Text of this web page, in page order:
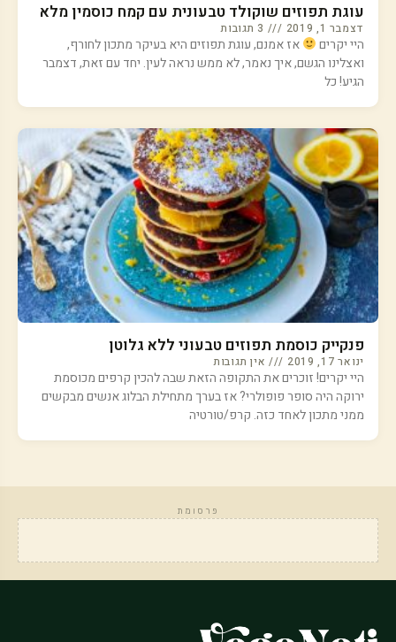
עוגת תפוזים שוקולד טבעונית עם קמח כוסמין מלא
דצמבר 1, 2019
היי יקרים
אז אמנם, עוגת תפוזים היא בעיקר מתכון לחורף,
ואצלינו הגשם, איך נאמר, לא ממש נראה לעין. יחד עם זאת, דצמבר
הגיע! כל
פנקייק כוסמת תפוזים טבעוני ללא גלוטן
ינואר 17, 2019 אין תגובות
היי יקרים! זוכרים את התקופה הזאת שבה להכין קרפים מכוסמת
ירוקה היה סופר פופולרי? אז בערך מתחילת הבלוג אנשים מבקשים
ממני מתכון לאחד כזה. קרפ/טורטיה
פרסומת